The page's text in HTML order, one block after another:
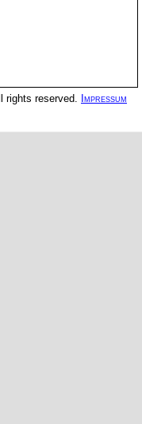
rights reserved. Impressum